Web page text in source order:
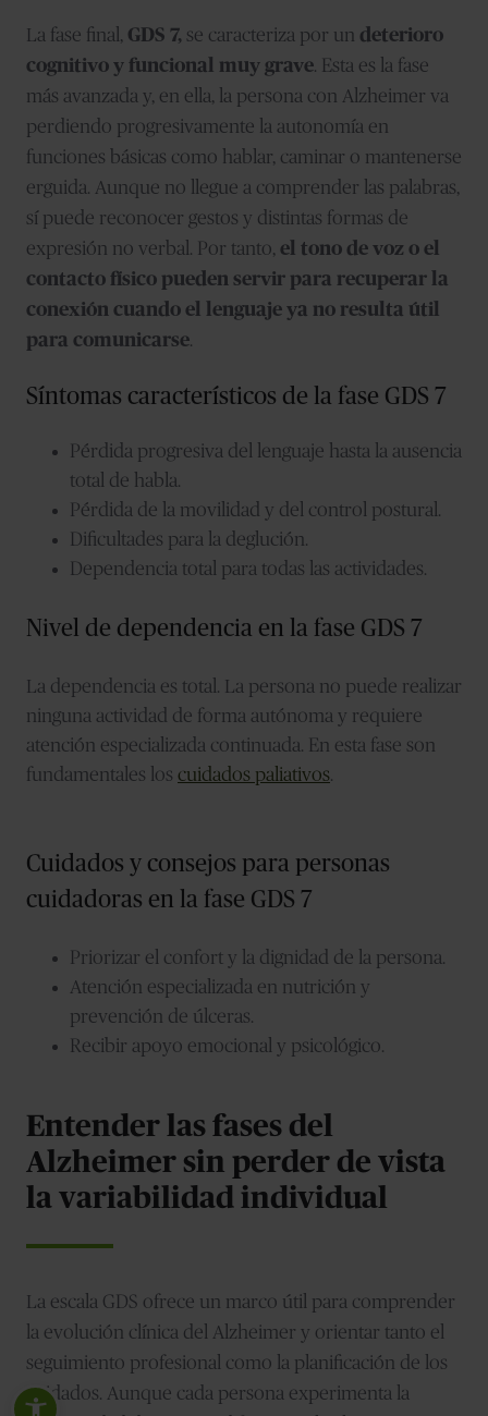
La fase final, GDS 7, se caracteriza por un deterioro
cognitivo y funcional muy grave. Esta es la fase
más avanzada y, en ella, la persona con Alzheimer va
perdiendo progresivamente la autonomía en
funciones básicas como hablar, caminar o mantenerse
erguida. Aunque no llegue a comprender las palabras,
sí puede reconocer gestos y distintas formas de
expresión no verbal. Por tanto, el tono de voz o el
contacto físico pueden servir para recuperar la
conexión cuando el lenguaje ya no resulta útil
para comunicarse.
Síntomas característicos de la fase GDS 7
Pérdida progresiva del lenguaje hasta la ausencia
total de habla.
Pérdida de la movilidad y del control postural.
Dificultades para la deglución.
Dependencia total para todas las actividades.
Nivel de dependencia en la fase GDS 7
La dependencia es total. La persona no puede realizar
ninguna actividad de forma autónoma y requiere
atención especializada continuada. En esta fase son
fundamentales los cuidados paliativos.
Cuidados y consejos para personas
cuidadoras en la fase GDS 7
Priorizar el confort y la dignidad de la persona.
Atención especializada en nutrición y
prevención de úlceras.
Recibir apoyo emocional y psicológico.
Entender las fases del
Alzheimer sin perder de vista
la variabilidad individual
La escala GDS ofrece un marco útil para comprender
la evolución clínica del Alzheimer y orientar tanto el
seguimiento profesional como la planificación de los
cuidados. Aunque cada persona experimenta la